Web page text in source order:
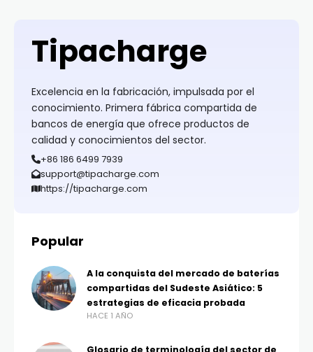
Tipacharge
Excelencia en la fabricación, impulsada por el
conocimiento. Primera fábrica compartida de
bancos de energía que ofrece productos de
calidad y conocimientos del sector.
+86 186 6499 7939
support@tipacharge.com
https://tipacharge.com
Popular
A la conquista del mercado de baterías
compartidas del Sudeste Asiático: 5
estrategias de eficacia probada
HACE 1 AÑO
Glosario de terminología del sector de